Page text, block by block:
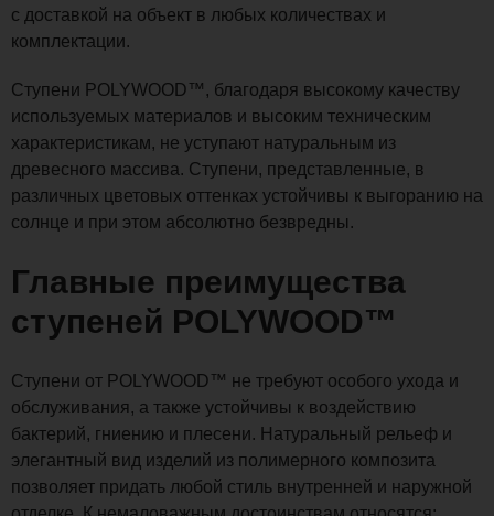
с доставкой на объект в любых количествах и
комплектации.
Ступени POLYWOOD™, благодаря высокому качеству
используемых материалов и высоким техническим
характеристикам, не уступают натуральным из
древесного массива. Ступени, представленные, в
различных цветовых оттенках устойчивы к выгоранию на
солнце и при этом абсолютно безвредны.
Главные преимущества
ступеней POLYWOOD™
Ступени от POLYWOOD™ не требуют особого ухода и
обслуживания, а также устойчивы к воздействию
бактерий, гниению и плесени. Натуральный рельеф и
элегантный вид изделий из полимерного композита
позволяет придать любой стиль внутренней и наружной